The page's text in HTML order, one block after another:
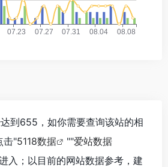
到655，如你需要查询该站的相
击"5118数据 ""爱站数据
入；以目前的网站数据参考，建